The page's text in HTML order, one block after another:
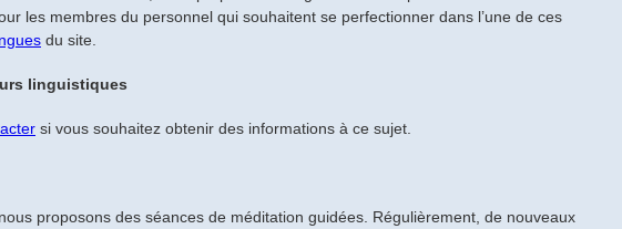
les membres du personnel qui souhaitent se perfectionner dans l’une de ces
du site.
linguistiques
si vous souhaitez obtenir des informations à ce sujet.
proposons des séances de méditation guidées. Régulièrement, de nouveaux